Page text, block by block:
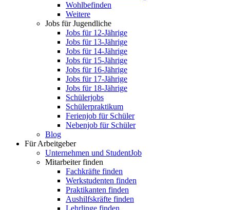
Wohlbefinden
Weitere
Jobs für Jugendliche
Jobs für 12-Jährige
Jobs für 13-Jährige
Jobs für 14-Jährige
Jobs für 15-Jährige
Jobs für 16-Jährige
Jobs für 17-Jährige
Jobs für 18-Jährige
Schülerjobs
Schülerpraktikum
Ferienjob für Schüler
Nebenjob für Schüler
Blog
Für Arbeitgeber
Unternehmen und StudentJob
Mitarbeiter finden
Fachkräfte finden
Werkstudenten finden
Praktikanten finden
Aushilfskräfte finden
Lehrlinge finden